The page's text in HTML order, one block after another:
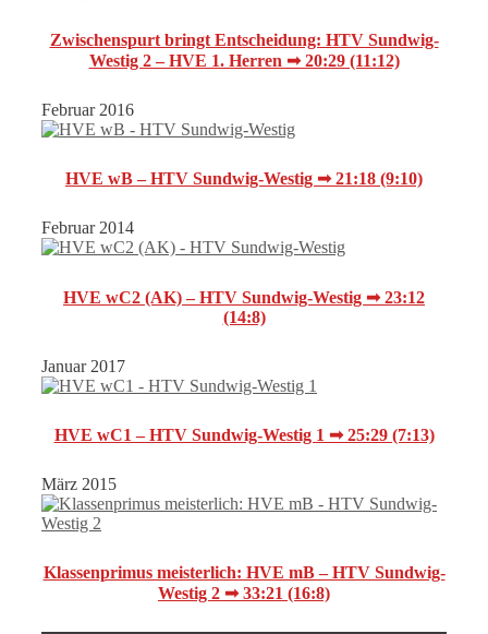
Zwischenspurt bringt Entscheidung: HTV Sundwig-
Westig 2 – HVE 1. Herren ➟ 20:29 (11:12)
Februar 2016
HVE wB – HTV Sundwig-Westig ➟ 21:18 (9:10)
Februar 2014
HVE wC2 (AK) – HTV Sundwig-Westig ➟ 23:12
(14:8)
Januar 2017
HVE wC1 – HTV Sundwig-Westig 1 ➟ 25:29 (7:13)
März 2015
Klassenprimus meisterlich: HVE mB – HTV Sundwig-
Westig 2 ➟ 33:21 (16:8)